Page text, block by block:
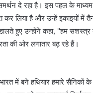
दे रहा है। इस पहल के
कर लिया है और उन्हें इकाइयों
डालते हुए उन्होंने कहा, "हम
की ओर लगातार बढ़ रहे हैं।
में बने हथियार हमारे सैनिकों के